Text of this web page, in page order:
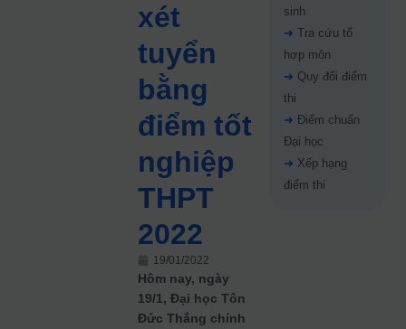
xét
tuyển
bằng
điểm tốt
nghiệp
THPT
2022
19/01/2022
Hôm nay, ngày
19/1, Đại học Tôn
Đức Thắng chính
sinh
➜ Tra cứu tổ
hợp môn
➜ Quy đổi điểm
thi
➜ Điểm chuẩn
Đại học
➜ Xếp hạng
điểm thi